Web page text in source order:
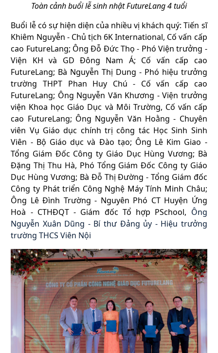
Toàn cảnh buổi lễ sinh nhật FutureLang 4 tuổi
Buổi lễ có sự hiện diện của nhiều vị khách quý: Tiến sĩ
Khiêm Nguyễn - Chủ tịch 6K International, Cố vấn cấp
cao FutureLang; Ông Đỗ Đức Thọ - Phó Viện trưởng -
Viện KH và GD Đông Nam Á; Cố vấn cấp cao
FutureLang; Bà Nguyễn Thị Dung - Phó hiệu trưởng
trường THPT Phan Huy Chú - Cố vấn cấp cao
FutureLang; Ông Nguyễn Văn Khương - Viện trưởng
viện Khoa học Giáo Dục và Môi Trường, Cố vấn cấp
cao FutureLang; Ông Nguyễn Văn Hoằng - Chuyên
viên Vụ Giáo dục chính trị công tác Học Sinh Sinh
Viên - Bộ Giáo dục và Đào tạo; Ông Lê Kim Giao -
Tổng Giám Đốc Công ty Giáo Dục Hùng Vương; Bà
Đặng Thị Thu Hà, Phó Tổng Giám Đốc Công ty Giáo
Dục Hùng Vương; Bà Đỗ Thị Đường - Tổng Giám đốc
Công ty Phát triển Công Nghệ Máy Tính Minh Châu;
Ông Lê Đình Trường - Nguyên Phó CT Huyện Ứng
Hoà - CTHĐQT - Giám đốc Tổ hợp PSchool, Ông
Nguyễn Xuân Dũng - Bí thư Đảng ủy - Hiệu trưởng
trường THCS Viên Nội